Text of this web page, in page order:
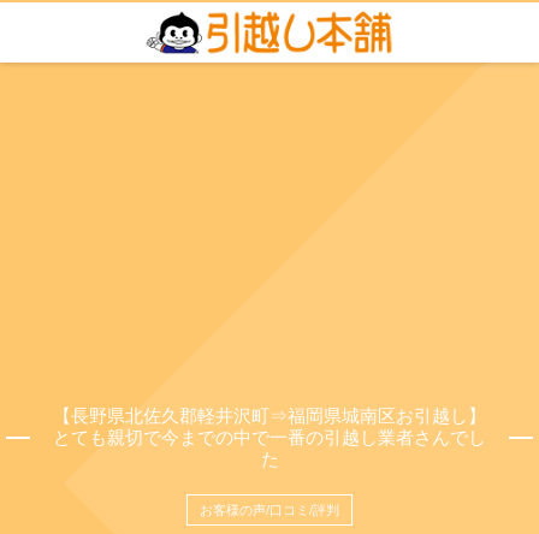
【長野県北佐久郡軽井沢町⇒福岡県城南区お引越し】
とても親切で今までの中で一番の引越し業者さんでし
た
お客様の声/口コミ/評判